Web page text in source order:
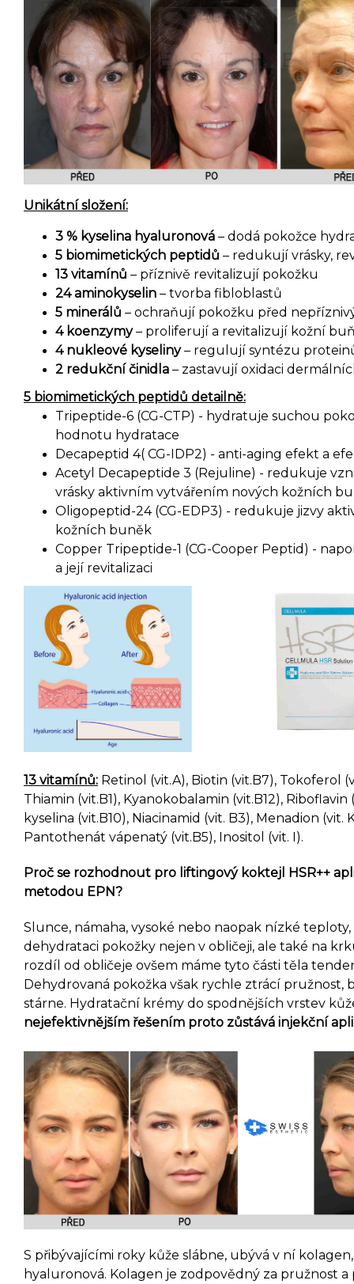
Unikátní složení:
3 % kyselina hyaluronová – dodá pokožce
5 biomimetických peptidů – redukují vrásky,
13 vitamínů – příznivě revitalizují pokožku
24 aminokyselin – tvorba fibloblastů
5 minerálů – ochraňují pokožku před
4 koenzymy– proliferují a revitalizují kožní
4 nukleové kyseliny– regulují syntézu
2 redukční činidla – zastavují oxidaci
5 biomimetických peptidů detailně:
Tripeptide-6 (CG-CTP) - hydratuje suchou
hodnotu hydratace
Decapeptid 4( CG-IDP2) - anti-aging efekt a
Acetyl Decapeptide 3 (Rejuline) - redukuje
vrásky aktivním vytvářením nových kožních
Oligopeptid-24 (CG-EDP3) - redukuje jizvy
kožních buněk
Copper Tripeptide-1 (CG-Cooper Peptid) -
a její revitalizaci
13 vitamínů: Retinol (vit.A), Biotin (vit.B7), Tokoferol
Thiamin (vit.B1), Kyanokobalamin (vit.B12), Riboflavin
kyselina (vit.B10), Niacinamid (vit. B3), Menadion (vit.
Pantothenát vápenatý (vit.B5), Inositol (vit. I).
Proč se rozhodnout pro liftingový koktejl HSR++
metodou EPN?
Slunce, námaha, vysoké nebo naopak nízké
dehydrataci pokožky nejen v obličeji, ale také na
rozdíl od obličeje ovšem máme tyto části těla
Dehydrovaná pokožka však rychle ztrácí pružnost,
stárne. Hydratační krémy do spodnějších vrstev
nejefektivnějším řešením proto zůstává injekční
S přibývajícími roky kůže slábne, ubývá v ní
hyaluronová. Kolagen je zodpovědný za pružnost a